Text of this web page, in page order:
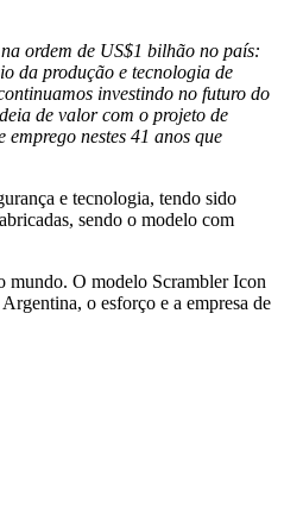
ordem de US$1 bilhão no país:
da produção e tecnologia de
investindo no futuro do
de valor com o projeto de
nestes 41 anos que
e tecnologia, tendo sido
sendo o modelo com
mundo. O modelo Scrambler Icon
o esforço e a empresa de